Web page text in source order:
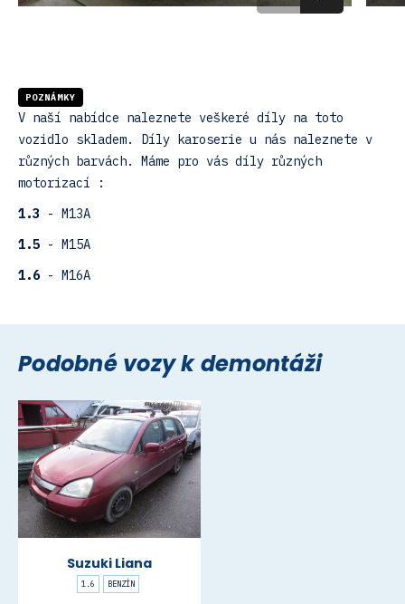
POZNÁMKY
V naší nabídce naleznete veškeré díly na toto
vozidlo skladem. Díly karoserie u nás naleznete v
různých barvách. Máme pro vás díly různých
motorizací :
1.3 - M13A
1.5 - M15A
1.6- M16A
Podobné vozy k demontáži
Suzuki Liana
1.6 BENZÍN